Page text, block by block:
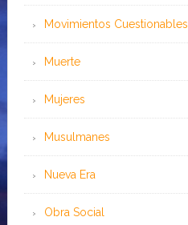
Movimientos Cuestionables
Muerte
Mujeres
Musulmanes
Nueva Era
Obra Social